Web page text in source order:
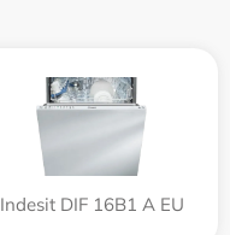
Indesit DIF 16B1 A EU